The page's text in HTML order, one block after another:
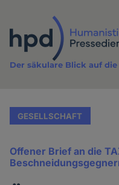
Inhalt
Der säkulare Blick auf die
GESELLSCHAFT
Offener Brief an die